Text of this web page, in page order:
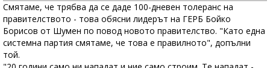
Смятаме, че трябва да се даде 100-дневен толеранс на
правителството - това обясни лидерът на ГЕРБ Бойко
Борисов от Шумен по повод новото правителство. "Като една
системна партия смятаме, че това е правилното", допълни
той.